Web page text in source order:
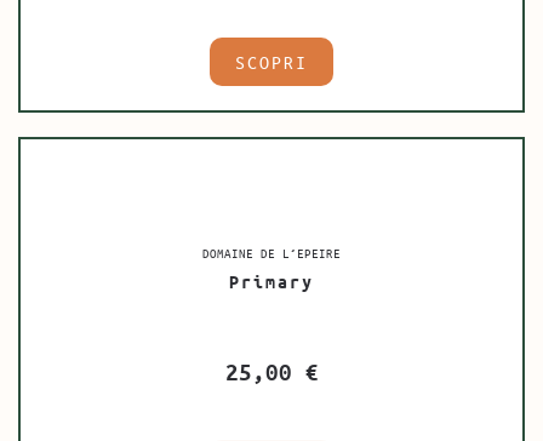
SCOPRI
DOMAINE DE L’EPEIRE
Primary
25,00 €